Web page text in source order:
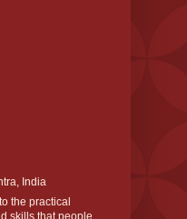
India
the practical